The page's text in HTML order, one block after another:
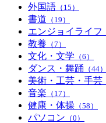
外国語 （15）
書道 （19）
エンジョイライフ
教養 （7）
文化・文学 （6）
ダンス・舞踊 （44）
美術・工芸・手芸
音楽 （17）
健康・体操 （58）
パソコン （0）